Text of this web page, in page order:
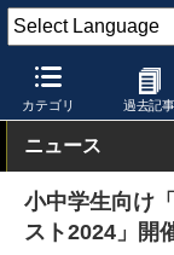
カテゴリ 過去記事
こどもとIT イベン
ニュース
小中学生向け
スト2024」開